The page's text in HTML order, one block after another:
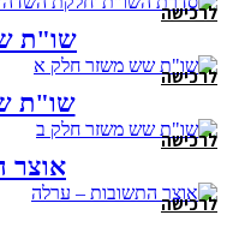
לרכישה
שו"ת
לרכישה
שו"ת
לרכישה
אוצר
לרכישה